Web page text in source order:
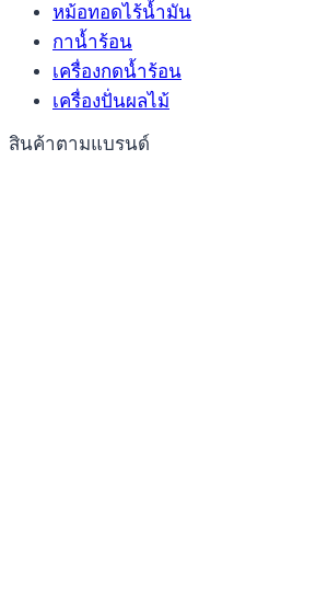
หม้อทอดไร้น้ำมัน
กาน้ำร้อน
เครื่องกดน้ำร้อน
เครื่องปั่นผลไม้
สินค้าตามแบรนด์